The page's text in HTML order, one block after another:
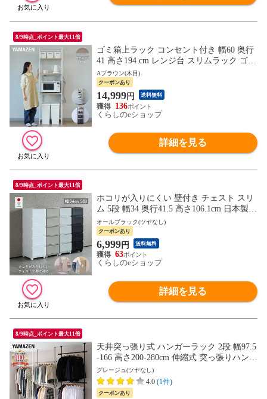
8/9時点_ポイント最大11倍
ゴミ箱上ラック コンセント付き 幅60 奥行
41 高さ194 cm レンジ台 スリムラック ゴミ
箱 上 収納 ラック ごみ箱上ラック 冷蔵庫
上ラック レンジラック キッチンラック す
きま すき間 すき間 一人暮らし 山善 YAMA
ZEN 【送料無料】
Aブラウン(木目)
クーポンあり
14,999円 送料無料
136
くらしのeショップ
詳細を見る
8/9時点_ポイント最大11倍
ホコリが入りにくい 壁付き チェスト スリ
ム 5段 幅34 奥行41.5 高さ106.1cm 日本製
収納ケース プラスチック 引き出し たんす
衣装ケース 洗面所 子供部屋 【送料無料】
オールブラック(ツヤなし)
クーポンあり
6,999円 送料無料
63
くらしのeショップ
詳細を見る
8/9時点_ポイント最大11倍
天井突っ張り式 ハンガーラック 2段 幅97.5
-166 高さ200-280cm 伸縮式 突っ張りハンガ
ーラック つっぱり ラック クローゼット 突
っ張り 収納 壁面収納 頑丈 山善 YAMAZEN
【送料無料】
グレージュ(ツヤなし)
4.0 (1件)
クーポンあり